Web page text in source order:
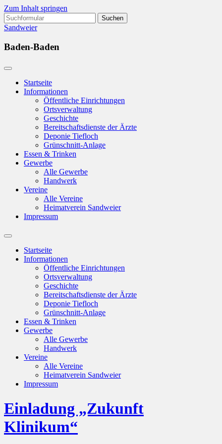
Zum Inhalt springen
Suchen
nach:
Sandweier
Baden-Baden
Startseite
Informationen
Öffentliche Einrichtungen
Ortsverwaltung
Geschichte
Bereitschaftsdienste der Ärzte
Deponie Tiefloch
Grünschnitt-Anlage
Essen & Trinken
Gewerbe
Alle Gewerbe
Handwerk
Vereine
Alle Vereine
Heimatverein Sandweier
Impressum
Suchfeld
ein-/ausblenden
Startseite
Informationen
Öffentliche Einrichtungen
Ortsverwaltung
Geschichte
Bereitschaftsdienste der Ärzte
Deponie Tiefloch
Grünschnitt-Anlage
Essen & Trinken
Gewerbe
Alle Gewerbe
Handwerk
Vereine
Alle Vereine
Heimatverein Sandweier
Impressum
Einladung „Zukunft
Klinikum“